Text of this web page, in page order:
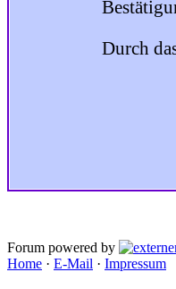
Durch
Forum powered by
Home · E-Mail · Impressum